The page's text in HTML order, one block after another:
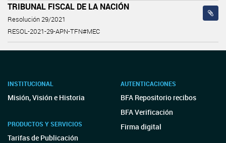
TRIBUNAL FISCAL DE LA NACIÓN
Resolución 29/2021
RESOL-2021-29-APN-TFN#MEC
INSTITUCIONAL
Misión, Visión e Historia
PRODUCTOS Y SERVICIOS
Tarifas de Publicación
AUTENTICACIONES
BFA Repositorio recibos
BFA Verificación
Firma digital